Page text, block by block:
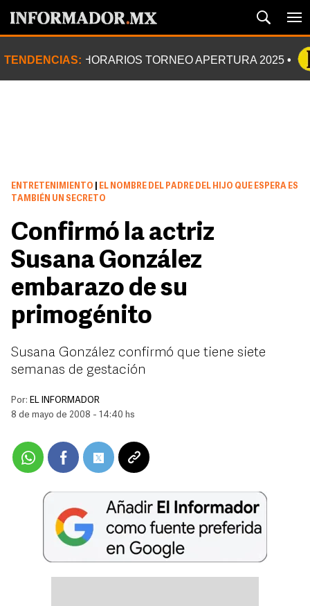
TENDENCIAS: HORARIOS TORNEO APERTURA 2025
ENTRETENIMIENTO
EL NOMBRE DEL PADRE DEL HIJO QUE ESPERA ES
TAMBIÉN UN SECRETO
Confirmó la actriz
Susana González
embarazo de su
primogénito
Susana González confirmó que tiene siete
semanas de gestación
Por: EL INFORMADOR
8 de mayo de 2008 - 14:40 hs